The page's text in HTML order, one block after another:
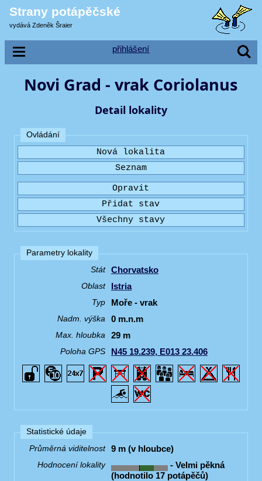
Strany potápěčské
vydává Zdeněk Šraier
přihlášení
Novi Grad - vrak Coriolanus
Detail lokality
Ovládání
Parametry lokality
Stát
Chorvatsko
Oblast Istria
Typ Moře - vrak
Nadm. výška 0 m.n.m
Max. hloubka 29 m
Poloha GPS N45 19.239, E013 23.406
Statistické údaje
Průměrná viditelnost
9 m (v hloubce)
Hodnocení lokality
- Velmi pěkná
(hodnotilo 17 potápěčů)